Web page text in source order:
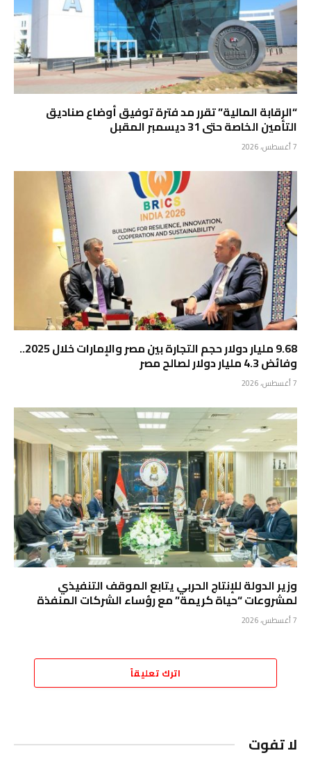
“الرقابة المالية” تقرر مد فترة توفيق أوضاع صناديق
التأمين الخاصة حتى 31 ديسمبر المقبل
7 أغسطس، 2026
9.68 مليار دولار حجم التجارة بين مصر والإمارات خلال 2025..
وفائض 4.3 مليار دولار لصالح مصر
7 أغسطس، 2026
وزير الدولة للإنتاج الحربي يتابع الموقف التنفيذي
لمشروعات “حياة كريمة” مع رؤساء الشركات المنفذة
7 أغسطس، 2026
اترك تعليقاً
لا تفوت